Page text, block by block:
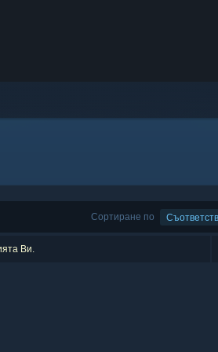
Сортиране по
Ви.